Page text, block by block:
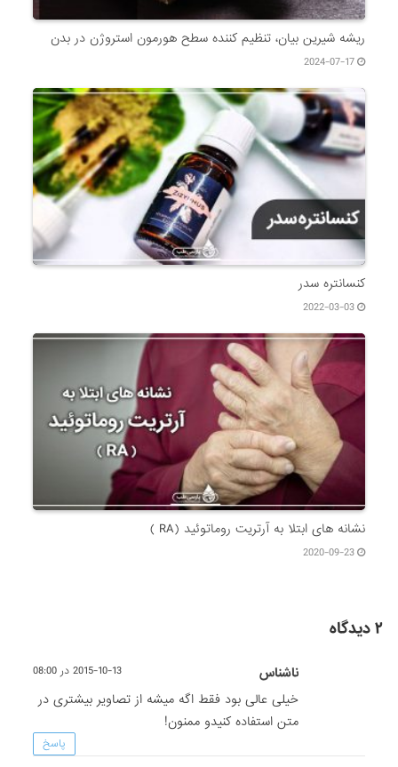
ریشه شیرین بیان، تنظیم کننده سطح هورمون استروژن در بدن
2024-07-17
کنسانتره سدر
2022-03-03
نشانه های ابتلا به آرتریت روماتوئید (RA )
2020-09-23
۲ دیدگاه
ناشناس 2015-10-13 در 08:00
خیلی عالی بود فقط اگه میشه از تصاویر بیشتری در
متن استفاده کنیدو ممنون!
پاسخ